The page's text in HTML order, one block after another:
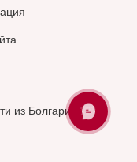
из Болгарии
ЗАПИТАЙТЕ
У БІОРОЗА